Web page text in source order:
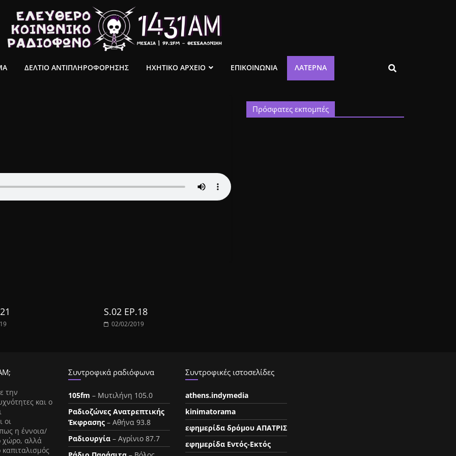
ΔΕΛΤΙΟ ΑΝΤΙΠΛΗΡΟΦΟΡΗΣΗΣ ΗΧΗΤΙΚΟ ΑΡΧΕΙΟ ΕΠΙΚΟΙΝΩΝΙΑ ΛΑΤΈΡΝΑ
S.02 EP.18
02/02/2019
Πρόσφατες εκπομπές
την
και ο
οι
η έννοια/
χώρο, αλλά
Συντροφικά ραδιόφωνα
105fm – Μυτιλήνη 105.0
Ραδιοζώνες Ανατρεπτικής
Έκφρασης – Αθήνα 93.8
Ραδιουργία – Αγρίνιο 87.7
Συντροφικές ιστοσελίδες
athens.indymedia
kinimatorama
εφημερίδα δρόμου ΑΠΑΤΡΙΣ
εφημερίδα Εντός-Εκτός